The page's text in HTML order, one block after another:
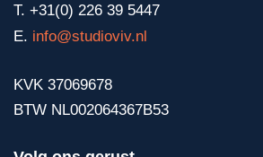
T. +31(0) 226 39 5447
E. info@studioviv.nl
KVK 37069678
BTW NL002064367B53